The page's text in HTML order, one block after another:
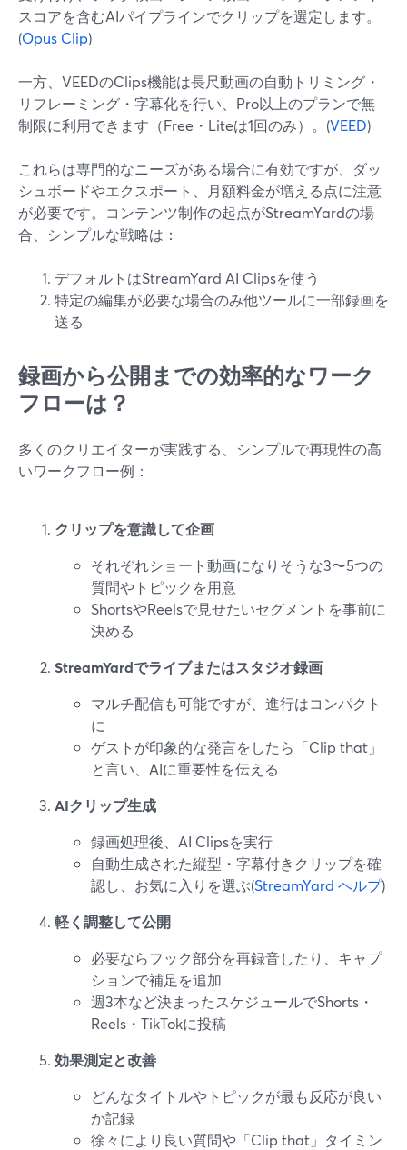
スコアを含むAIパイプラインでクリップを選定します。
(Opus Clip)
一方、VEEDのClips機能は長尺動画の自動トリミング・
リフレーミング・字幕化を行い、Pro以上のプランで無
制限に利用できます（Free・Liteは1回のみ）。(VEED)
これらは専門的なニーズがある場合に有効ですが、ダッ
シュボードやエクスポート、月額料金が増える点に注意
が必要です。コンテンツ制作の起点がStreamYardの場
合、シンプルな戦略は：
デフォルトはStreamYard AI Clipsを使う
特定の編集が必要な場合のみ他ツールに一部録画を
送る
録画から公開までの効率的なワーク
フローは？
多くのクリエイターが実践する、シンプルで再現性の高
いワークフロー例：
クリップを意識して企画
それぞれショート動画になりそうな3〜5つの
質問やトピックを用意
ShortsやReelsで見せたいセグメントを事前に
決める
StreamYardでライブまたはスタジオ録画
マルチ配信も可能ですが、進行はコンパクト
に
ゲストが印象的な発言をしたら「Clip that」
と言い、AIに重要性を伝える
AIクリップ生成
録画処理後、AI Clipsを実行
自動生成された縦型・字幕付きクリップを確
認し、お気に入りを選ぶ(StreamYard ヘルプ)
軽く調整して公開
必要ならフック部分を再録音したり、キャプ
ションで補足を追加
週3本など決まったスケジュールでShorts・
Reels・TikTokに投稿
効果測定と改善
どんなタイトルやトピックが最も反応が良い
か記録
徐々により良い質問や「Clip that」タイミン